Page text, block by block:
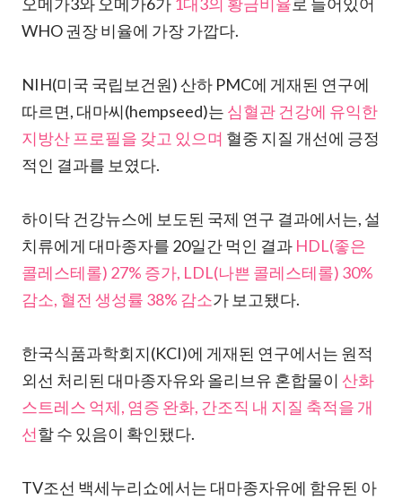
WHO 권장 비율에 가장 가깝다.
NIH(미국 국립보건원) 산하 PMC에 게재된 연구에
따르면, 대마씨(hempseed)는 심혈관 건강에 유익한
지방산 프로필을 갖고 있으며 혈중 지질 개선에 긍정
적인 결과를 보였다.
하이닥 건강뉴스에 보도된 국제 연구 결과에서는, 설
치류에게 대마종자를 20일간 먹인 결과 HDL(좋은
콜레스테롤) 27% 증가, LDL(나쁜 콜레스테롤) 30%
감소, 혈전 생성률 38% 감소가 보고됐다.
한국식품과학회지(KCI)에 게재된 연구에서는 원적
외선 처리된 대마종자유와 올리브유 혼합물이 산화
스트레스 억제, 염증 완화, 간조직 내 지질 축적을 개
선할 수 있음이 확인됐다.
TV조선 백세누리쇼에서는 대마종자유에 함유된 아